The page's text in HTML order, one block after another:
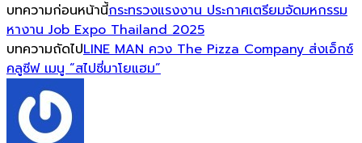
บทความก่อนหน้านี้กระทรวงแรงงาน ประกาศเตรียมจัดมหกรรม
หางาน Job Expo Thailand 2025
บทความถัดไปLINE MAN ควง The Pizza Company ส่งเอ็กซ์
คลูซีฟ เมนู “สไปซี่มาโยแฮม”